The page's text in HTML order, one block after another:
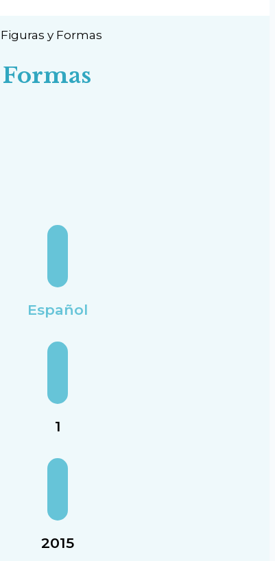
y Formas
Español
1
2015